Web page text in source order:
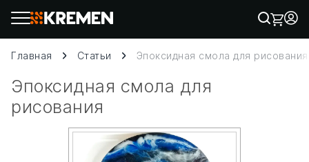
Главная Статьи Эпоксидная смола для рисования
Эпоксидная смола для
рисования